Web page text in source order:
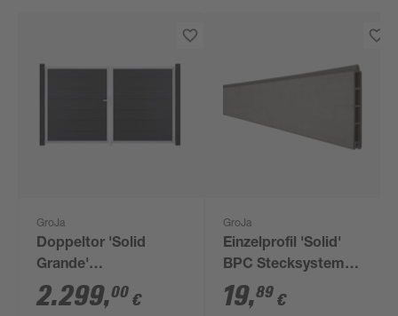
GroJa
Doppeltor 'Solid
Grande'
BPC/Aluminium DIN
links
2.299,00 €
GroJa
Einzelprofil 'Solid'
BPC Stecksystem
Sandfarben 180 x 15 x
1,9 cm
19,89 €